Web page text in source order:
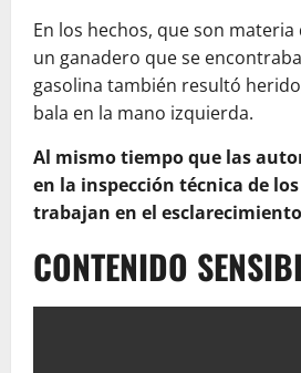
En los hechos, que son
un ganadero que se
gasolina también resultó
bala en la mano izquierda.
Al mismo tiempo que las
en la inspección técnica de
trabajan en el
CONTENIDO